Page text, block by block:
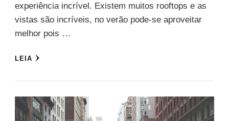
experiência incrível. Existem muitos rooftops e as
vistas são incríveis, no verão pode-se aproveitar
melhor pois …
LEIA